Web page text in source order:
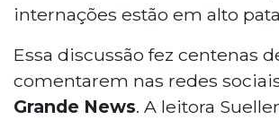
internações estão em alto
Essa discussão fez centenas
comentarem nas redes
Grande News. A leitora